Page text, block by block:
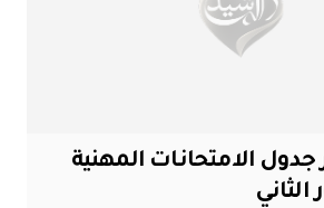
جدول الامتحانات المهنية
الثاني